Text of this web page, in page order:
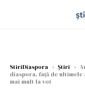
StiriDiaspora › Știri ›
diaspora, față de
mai mult la vot